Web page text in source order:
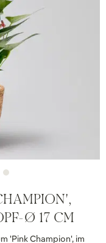
Ø 17 CM
'Pink Champion', im